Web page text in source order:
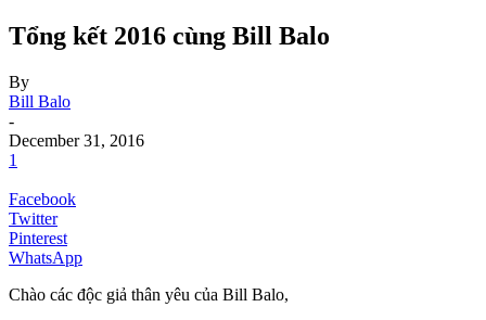
Tổng kết 2016 cùng Bill Balo
By
Bill Balo
-
December 31, 2016
1
Facebook
Twitter
Pinterest
WhatsApp
Chào các độc giả thân yêu của Bill Balo,